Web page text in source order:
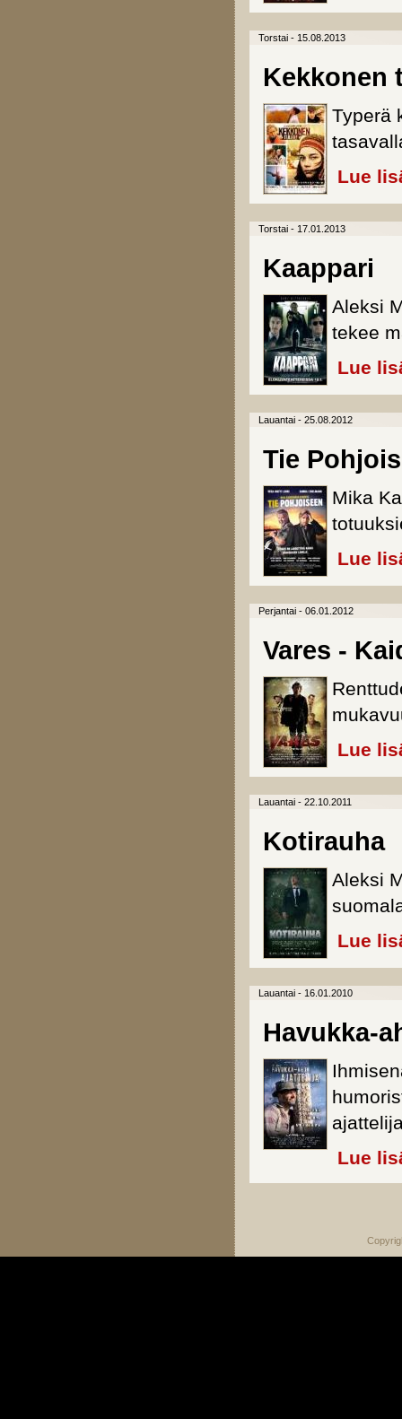
Torstai - 15.08.2013
Kekkonen
Typerä
Lue
Torstai - 17.01.2013
Kaappari
Aleksi
tekee
Lue
Lauantai - 25.08.2012
Tie
Mika
Lue
Perjantai - 06.01.2012
Vares -
Lue
Lauantai - 22.10.2011
Kotirauha
Aleksi
Lue
Lauantai - 16.01.2010
Havukka-
Lue